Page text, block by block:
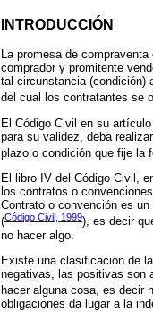
INTRODUCCIÓN
La promesa de
comprador y promitente
tal circunstancia (condición)
del cual los contratantes se
El Código Civil en su
para su validez, deba
plazo o condición que fije la
El libro IV del Código Civil,
los contratos o
Contrato o convención es
(Código Civil, 1999), es decir
no hacer algo.
Existe una clasificación de
negativas, las positivas son
hacer alguna cosa, es decir
obligaciones da lugar a la